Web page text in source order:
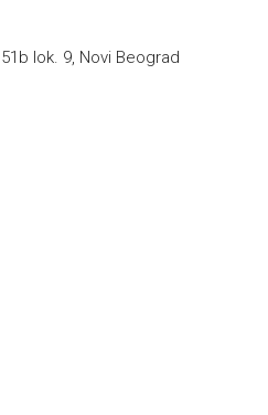
lok. 9, Novi Beograd